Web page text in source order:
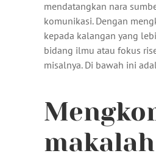
mendatangkan nara
komunikasi. Dengan
kepada kalangan yang
bidang ilmu atau fokus
misalnya. Di bawah ini
makalah